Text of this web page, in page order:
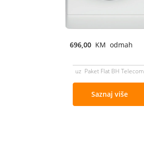
696,00 KM odmah
uz Paket Flat BH Telecom
Saznaj više